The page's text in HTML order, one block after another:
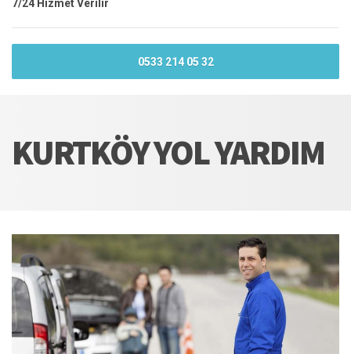
7/24 Hizmet Verilir
0533 214 05 32
KURTKÖY YOL YARDIM